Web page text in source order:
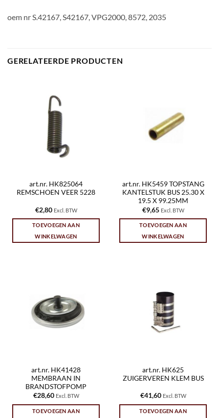
oem nr S.42167, S42167, VPG2000, 8572, 2035
GERELATEERDE PRODUCTEN
art.nr. HK825064
REMSCHOEN VEER 5228
€2,80 Excl. BTW
TOEVOEGEN AAN
WINKELWAGEN
art.nr. HK5459 TOPSTANG
KANTELSTUK BUS 25.30 X
19.5 X 99.25MM
€9,65 Excl. BTW
TOEVOEGEN AAN
WINKELWAGEN
art.nr. HK41428
MEMBRAAN IN
BRANDSTOFPOMP
€28,60 Excl. BTW
TOEVOEGEN AAN
art.nr. HK625
ZUIGERVEREN KLEM BUS
€41,60 Excl. BTW
TOEVOEGEN AAN